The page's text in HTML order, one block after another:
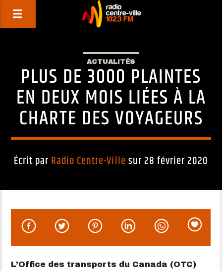
ACTUALITÉS
PLUS DE 3000 PLAINTES
EN DEUX MOIS LIÉES À LA
CHARTE DES VOYAGEURS
Écrit par Radio Centre-Villesur 28 février 2020
L’Office des transports du Canada (OTC)